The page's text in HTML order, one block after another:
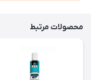
محصولات مرتبط